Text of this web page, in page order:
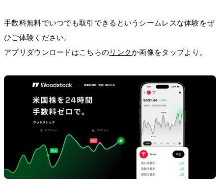
手数料無料でいつでも取引できるというシームレスな体験をぜ
ひご体験ください。
アプリダウンロードはこちらのリンクか画像をタップより。